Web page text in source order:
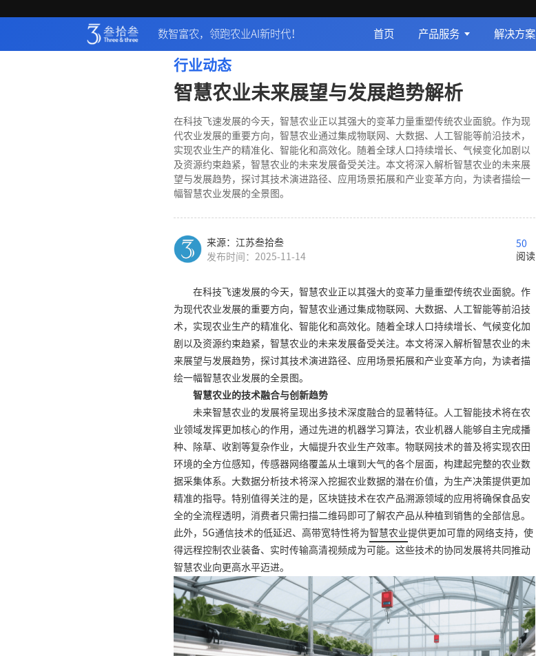
数智富农，领跑农业AI新时代！ 首页 产品服务 解决方案
行业动态
智慧农业未来展望与发展趋势解析
在科技飞速发展的今天，智慧农业正以其强大的变革力量重塑传统农业面貌。作为现
代农业发展的重要方向，智慧农业通过集成物联网、大数据、人工智能等前沿技术，
实现农业生产的精准化、智能化和高效化。随着全球人口持续增长、气候变化加剧以
及资源约束趋紧，智慧农业的未来发展备受关注。本文将深入解析智慧农业的未来展
望与发展趋势，探讨其技术演进路径、应用场景拓展和产业变革方向，为读者描绘一
幅智慧农业发展的全景图。
来源：江苏叁拾叁
发布时间：2025-11-14
50
阅读
在科技飞速发展的今天，智慧农业正以其强大的变革力量重塑传统农业面貌。作
为现代农业发展的重要方向，智慧农业通过集成物联网、大数据、人工智能等前沿技
术，实现农业生产的精准化、智能化和高效化。随着全球人口持续增长、气候变化加
剧以及资源约束趋紧，智慧农业的未来发展备受关注。本文将深入解析智慧农业的未
来展望与发展趋势，探讨其技术演进路径、应用场景拓展和产业变革方向，为读者描
绘一幅智慧农业发展的全景图。
智慧农业的技术融合与创新趋势
未来智慧农业的发展将呈现出多技术深度融合的显著特征。人工智能技术将在农
业领域发挥更加核心的作用，通过先进的机器学习算法，农业机器人能够自主完成播
种、除草、收割等复杂作业，大幅提升农业生产效率。物联网技术的普及将实现农田
环境的全方位感知，传感器网络覆盖从土壤到大气的各个层面，构建起完整的农业数
据采集体系。大数据分析技术将深入挖掘农业数据的潜在价值，为生产决策提供更加
精准的指导。特别值得关注的是，区块链技术在农产品溯源领域的应用将确保食品安
全的全流程透明，消费者只需扫描二维码即可了解农产品从种植到销售的全部信息。
此外，5G通信技术的低延迟、高带宽特性将为智慧农业提供更加可靠的网络支持，使
得远程控制农业装备、实时传输高清视频成为可能。这些技术的协同发展将共同推动
智慧农业向更高水平迈进。